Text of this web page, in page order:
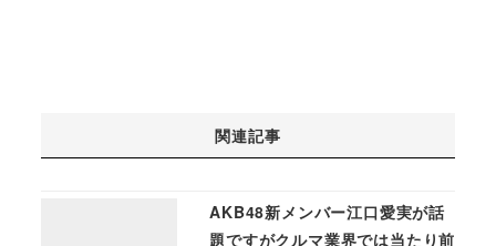
関連記事
AKB48新メンバー江口愛実が話
題ですがクルマ業界では当たり前